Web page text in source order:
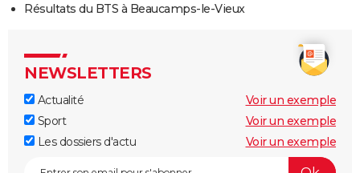
Résultats du BTS à Beaucamps-le-Vieux
NEWSLETTERS
Actualité
Voir un exemple
Sport
Voir un exemple
Les dossiers d'actu
Voir un exemple